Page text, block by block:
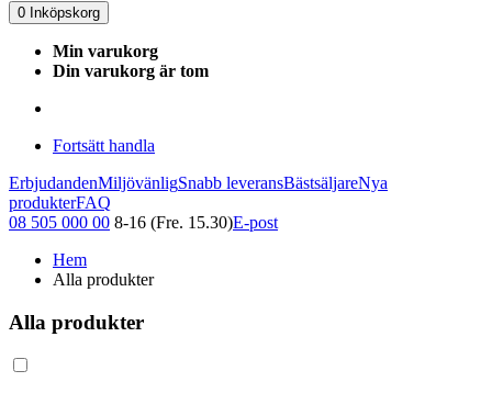
0 Inköpskorg
Min varukorg
Din varukorg är tom
Fortsätt handla
ErbjudandenMiljövänligSnabb leveransBästsäljareNya
produkterFAQ
08 505 000 00 8-16 (Fre. 15.30)E-post
Hem
Alla produkter
Alla produkter